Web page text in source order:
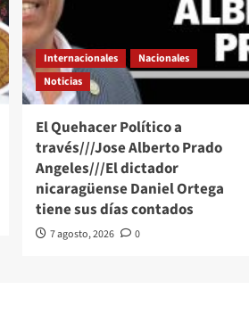
Internacionales
Nacionales
Noticias
El Quehacer Político a
través///Jose Alberto Prado
Angeles///El dictador
nicaragüense Daniel Ortega
tiene sus días contados
7 agosto, 2026 0